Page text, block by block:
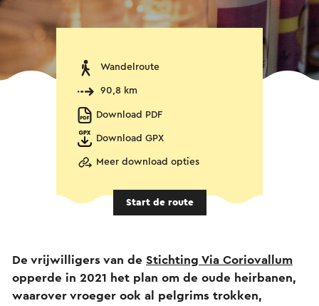
Wandelroute
90,8 km
Download PDF
Download GPX
Meer download opties
Start de route
De vrijwilligers van de Stichting Via Coriovallum
opperde in 2021 het plan om de oude heirbanen,
waarover vroeger ook al pelgrims trokken,